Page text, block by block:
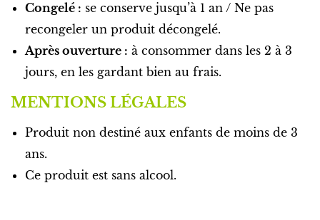
Congelé : se conserve jusqu’à 1 an / Ne pas
recongeler un produit décongelé.
Après ouverture : à consommer dans les 2 à 3
jours, en les gardant bien au frais.
MENTIONS LÉGALES
Produit non destiné aux enfants de moins de 3
ans.
Ce produit est sans alcool.